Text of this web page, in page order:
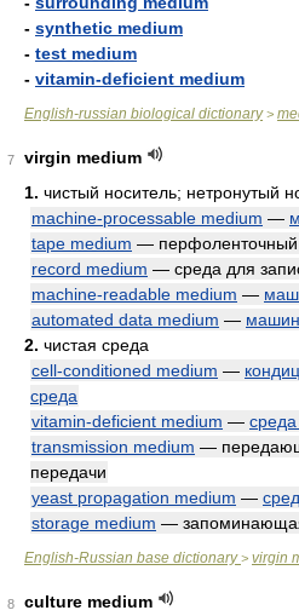
- synthetic medium
- test medium
- vitamin-deficient medium
English-russian biological dictionary>
7
virgin medium
1. чистый носитель; нетронутый
machine-processable medium —
tape medium — перфоленточный
record medium — среда для
machine-readable medium —
automated data medium —
2. чистая среда
cell-conditioned medium —
среда
vitamin-deficient medium —
transmission medium —
передачи
yeast propagation medium —
storage medium —
English-Russian base dictionary> virgin
8
culture medium